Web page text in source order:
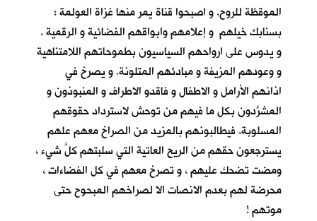
الموقظة للروح. و اصبحوا قناة يمر منها غزاة العولمة ؛
بسنابك خيلهم و إعلامهم وابواقهم الفضائية و الرقمية .
و يدوس على ارواحهم السياسيون بطموحاتهم اللامتناهية
و وعودهم المزيفة و مبادئهم المتلونة. و يصرخ في
اذانهم الأرامل و الاطفال و فاقدو الاطراف و المنبوذون و
المشرَّدون بكل ما فيهم من توحش لاسترداد حقوقهم
المسلوبة. فيطالبونهم بالمزيد من الصراخ معهم علهم
يسترجعون حقهم من الريح العاتية التي سلبتهم كلَّ شيء ،
ومضت تضحك عليهم ، و تصرخ معهم في كل الفضاءات ،
محرضة لهم بعدم الانصات الا لصراخهم المبحوح حتى
موتهم !